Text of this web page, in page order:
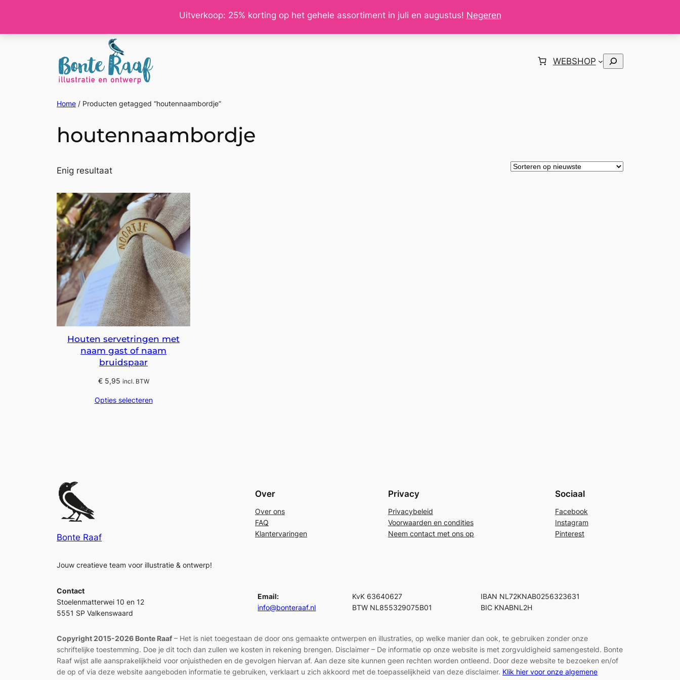
Uitverkoop: 25% korting op het gehele assortiment in juli en augustus! Negeren
de
WEBSHOP
Zoeken
Home / Producten getagged “houtennaambordje”
houtennaambordje
Enig resultaat
Houten servetringen met
naam gast of naam
bruidspaar
€5,95 incl. BTW
Opties selecteren
Bonte Raaf
Jouw creatieve team voor illustratie & ontwerp!
Over
Over ons
FAQ
Klantervaringen
Privacy
Privacybeleid
Voorwaarden en condities
Neem contact met ons op
Sociaal
Facebook
Instagram
Pinterest
Contact
Stoelenmatterwei 10 en 12
5551 SP Valkenswaard
Email:
info@bonteraaf.nl
KvK 63640627
BTW NL855329075B01
IBAN NL72KNAB0256323631
BIC KNABNL2H
Copyright 2015-2026 Bonte Raaf – Het is niet toegestaan de door ons gemaakte ontwerpen en illustraties, op welke manier dan ook, te gebruiken zonder onze
schriftelijke toestemming. Doe je dit toch dan zullen we kosten in rekening brengen. Disclaimer – De informatie op onze website is met zorgvuldigheid samengesteld. Bonte
Raaf wijst alle aansprakelijkheid voor onjuistheden en de gevolgen hiervan af. Aan deze site kunnen geen rechten worden ontleend. Door deze website te bezoeken en/of
de op of via deze website aangeboden informatie te gebruiken, verklaart u zich akkoord met de toepasselijkheid van deze disclaimer. Klik hier voor onze algemene